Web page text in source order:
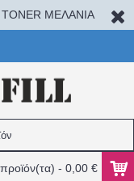
ΜΕΛΑΝΙΑ
- 0,00 €